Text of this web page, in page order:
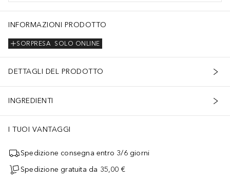
INFORMAZIONI PRODOTTO
SOLO ONLINE
SORPRESA
DETTAGLI DEL PRODOTTO
INGREDIENTI
I TUOI VANTAGGI
Spedizione consegna entro 3/6 giorni
Spedizione gratuita da 35,00 €